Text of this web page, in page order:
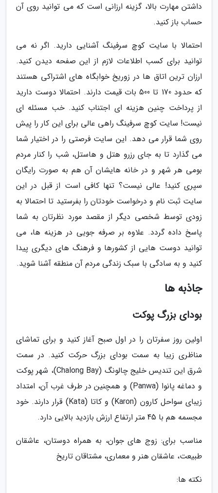
داشتن مهارت بالا، گزینه ارزانی است که می توانید روی آن
حساب باز کنید.
احتمالا با سایت کوچ سرفینگ آشنایی دارید. اگر نه می
توانید برای کسب اطلاعات لازم از این صفحه دیدن کنید.
ارزان ترین اتاق ها در زوریخ خوابگاه های اشتراکی هستند
که حدود 170 تا 500 بات قیمت دارند. احتمالا دوست دارید
از پرداخت چنین هزینه ای اجتناب کنید. خب مسئله ای
نیست! سایت کوچ سرفینگ راهی عالی برای این کار را پیش
روی شما قرار می دهد. این سایت فرصتی را در اختیار شما
می گذارد تا به جای رزرو هتل و هاستل، شب را کنار مردم
بومی هر شهر و در خانه هایشان آن هم به صورت رایگان
سپری کنید! عالی نیست؟ تنها کافی است از قبل در این
سایت ثبت نام و درخواست خودتان را بفرستید تا احتمالا به
زودی توسط شخصی دیگر از مقصد مورد نظرتان به شما
پاسخ داده گردد. علاوه بر صرفه جویی در هزینه ها، می
توانید دوست هایی از کشورها و فرهنگ های دیگری پیدا
کنید و به سادگی با سبک زندگی مردم آن منطقه آشنا شوید.
جاذبه ها
بودای بزرگ پوکت
اولین روز سفرتان را در اول صبح آغاز کنید و برای تماشای
مناظری زیبا به سمت بودای بزرگ حرکت کنید. در سمت
شرق این تندیس خلیج چالونگ (Chalong Bay)، شهر پوکت
و دماغه پانوا (Panwa) و همچنین در طرف غرب آن، امتداد
زیبای سواحل کارون (Karon) و کاتا (Kata) قرار دارند. خود
مجسمه هم با 45 متر ارتفاع ارزش بازدید بالایی دارد.
مناسب برای: زوج های جوان، به همراه دوستان، عاشقان
طبیعت، عاشقان هنر و معماری، مشتاقان تاریخ
نکته ها: